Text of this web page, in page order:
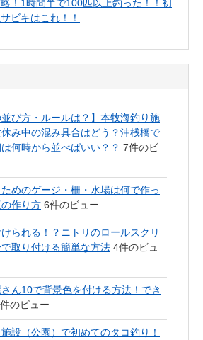
！1時間半で100匹以上釣った！！初
ビキはこれ！！
並び方・ルールは？】本牧海釣り施
み中の混み具合はどう？沖桟橋で
何時から並べばいい？？ 7件のビ
めのゲージ・柵・水場は何で作っ
作り方 6件のビュー
られる！？ニトリのロールスクリ
取り付ける簡単な方法 4件のビュ
さん10で背景色を付ける方法！でき
のビュー
設（公園）で初めてのタコ釣り！